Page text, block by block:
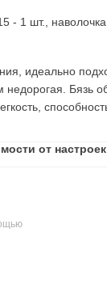
- 1 шт.,
идеально
Бязь
от